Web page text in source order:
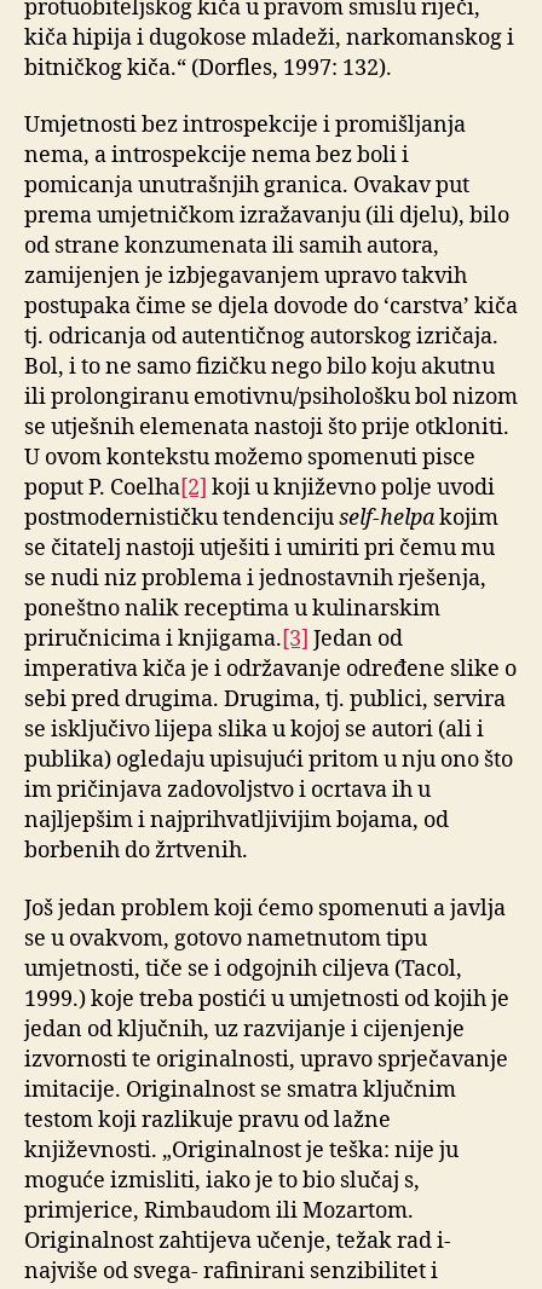
protuobiteljskog kiča u pravom smislu riječi,
kiča hipija i dugokose mladeži, narkomanskog i
bitničkog kiča.“ (Dorfles, 1997: 132).
Umjetnosti bez introspekcije i promišljanja
nema, a introspekcije nema bez boli i
pomicanja unutrašnjih granica. Ovakav put
prema umjetničkom izražavanju (ili djelu), bilo
od strane konzumenata ili samih autora,
zamijenjen je izbjegavanjem upravo takvih
postupaka čime se djela dovode do ‘carstva’ kiča
tj. odricanja od autentičnog autorskog izričaja.
Bol, i to ne samo fizičku nego bilo koju akutnu
ili prolongiranu emotivnu/psihološku bol nizom
se utješnih elemenata nastoji što prije otkloniti.
U ovom kontekstu možemo spomenuti pisce
poput P. Coelha[2] koji u književno polje uvodi
postmodernističku tendencijuself-helpakojim
se čitatelj nastoji utješiti i umiriti pri čemu mu
se nudi niz problema i jednostavnih rješenja,
poneštno nalik receptima u kulinarskim
priručnicima i knjigama.[3] Jedan od
imperativa kiča je i održavanje određene slike o
sebi pred drugima. Drugima, tj. publici, servira
se isključivo lijepa slika u kojoj se autori (ali i
publika) ogledaju upisujući pritom u nju ono što
im pričinjava zadovoljstvo i ocrtava ih u
najljepšim i najprihvatljivijim bojama, od
borbenih do žrtvenih.
Još jedan problem koji ćemo spomenuti a javlja
se u ovakvom, gotovo nametnutom tipu
umjetnosti, tiče se i odgojnih ciljeva (Tacol,
1999.) koje treba postići u umjetnosti od kojih je
jedan od ključnih, uz razvijanje i cijenjenje
izvornosti te originalnosti, upravo sprječavanje
imitacije. Originalnost se smatra ključnim
testom koji razlikuje pravu od lažne
književnosti. „Originalnost je teška: nije ju
moguće izmisliti, iako je to bio slučaj s,
primjerice, Rimbaudom ili Mozartom.
Originalnost zahtijeva učenje, težak rad i-
najviše od svega- rafinirani senzibilitet i